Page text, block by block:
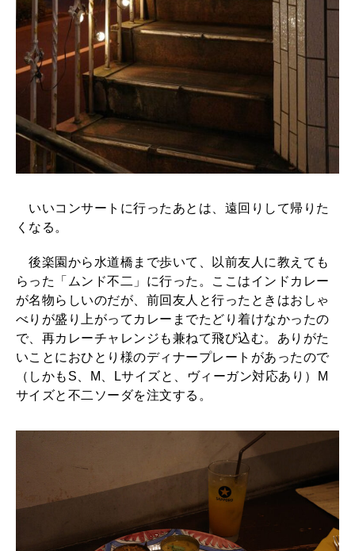
いいコンサートに行ったあとは、遠回りして帰りた
くなる。
後楽園から水道橋まで歩いて、以前友人に教えても
らった「ムンド不二」に行った。ここはインドカレー
が名物らしいのだが、前回友人と行ったときはおしゃ
べりが盛り上がってカレーまでたどり着けなかったの
で、再カレーチャレンジも兼ねて飛び込む。ありがた
いことにおひとり様のディナープレートがあったので
（しかもS、M、Lサイズと、ヴィーガン対応あり）M
サイズと不二ソーダを注文する。